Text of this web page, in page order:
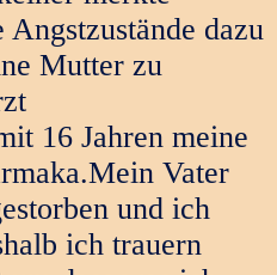
Angstzustände dazu
Mutter zu
16 Jahren meine
Vater
und ich
ich trauern